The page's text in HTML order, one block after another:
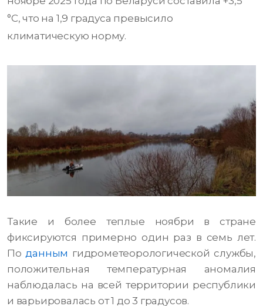
°C, что на 1,9 градуса превысило
климатическую норму.
Такие и более теплые ноябри в стране
фиксируются примерно один раз в семь лет.
Поданным гидрометеорологической службы,
положительная температурная аномалия
наблюдалась на всей территории республики
и варьировалась от 1 до 3 градусов.